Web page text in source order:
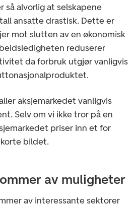
så alvorlig at selskapene
ansatte drastisk. Dette er
mot slutten av en økonomisk
reduserer
da forbruk utgjør vanligvis
aksjemarkedet vanligvis
Selv om vi ikke tror på en
priser inn et for
bildet.
av muligheter
av interessante sektorer